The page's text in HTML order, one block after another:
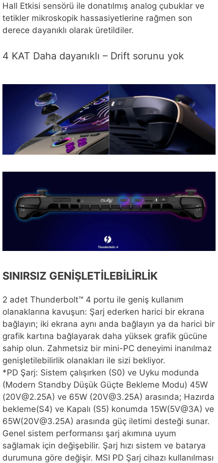
Hall Etkisi sensörü ile donatılmış analog çubuklar ve
tetikler mikroskopik hassasiyetlerine rağmen son
derece dayanıklı olarak üretildiler.
4 KAT Daha dayanıklı – Drift sorunu yok
SINIRSIZ GENİŞLETİLEBİLİRLİK
2 adet Thunderbolt™ 4 portu ile geniş kullanım
olanaklarına kavuşun: Şarj ederken harici bir ekrana
bağlayın; iki ekrana aynı anda bağlayın ya da harici bir
grafik kartına bağlayarak daha yüksek grafik gücüne
sahip olun. Zahmetsiz bir mini-PC deneyimi inanılmaz
genişletilebilirlik olanakları ile sizi bekliyor.
*PD Şarj: Sistem çalışırken (S0) ve Uyku modunda
(Modern Standby Düşük Güçte Bekleme Modu) 45W
(20V@2.25A) ve 65W (20V@3.25A) arasında; Hazırda
bekleme(S4) ve Kapalı (S5) konumda 15W(5V@3A) ve
65W(20V@3.25A) arasında güç iletimi desteği sunar.
Genel sistem performansı şarj akımına uyum
sağlamak için değişebilir. Şarj hızı sistem ve batarya
durumuna göre değişir. MSI PD Şarj cihazı kullanılması